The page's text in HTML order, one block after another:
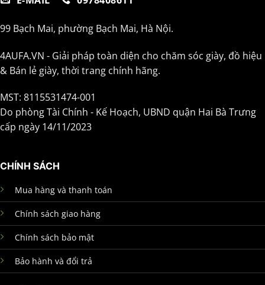
99 Bạch Mai, phường Bạch Mai, Hà Nội.
4AUFA.VN - Giải pháp toàn diện cho chăm sóc giày, đồ hiệu
& Bán lẻ giày, thời trang chính hãng.
MST: 8115531474-001
Do phòng Tài Chính - Kế Hoạch, UBND quận Hai Bà Trưng
cấp ngày 14/11/2023
CHÍNH SÁCH
Mua hàng và thanh toán
Chính sách giao hàng
Chính sách bảo mật
Bảo hành và đổi trả